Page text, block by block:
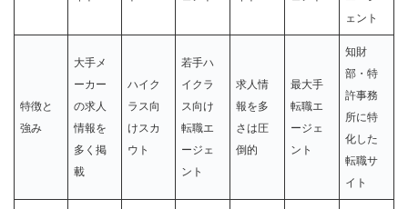
ェント
特徴と
強み
大手メ
ーカー
の求人
情報を
多く掲
載
ハイク
ラス向
けスカ
ウト
若手ハ
イクラ
ス向け
転職エ
ージェ
ント
求人情
報を多
さは圧
倒的
最大手
転職エ
ージェ
ント
知財
部・特
許事務
所に特
化した
転職サ
イト